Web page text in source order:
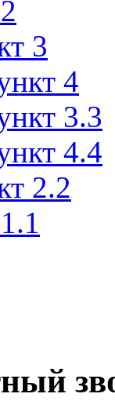
3
4
3.3
4.4
2.2